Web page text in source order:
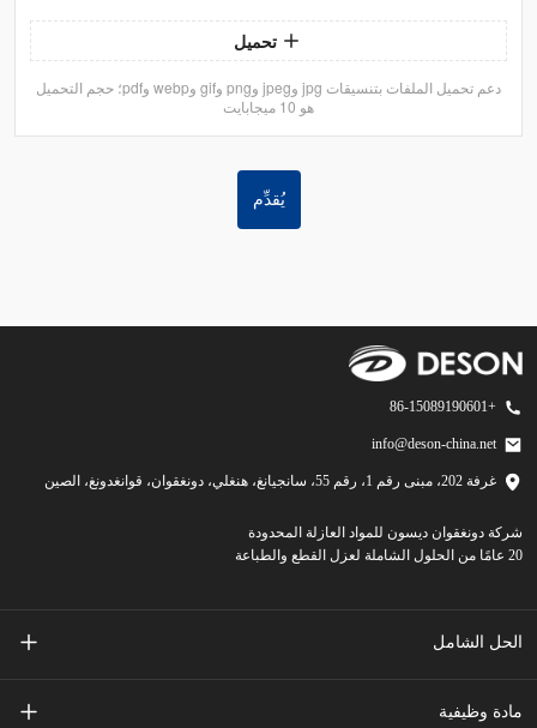
تحميل
دعم تحميل الملفات بتنسيقات jpg وjpeg وpng وgif وwebp وpdf؛ حجم التحميل
هو 10 ميجابايت
يُقدِّم
+86-15089190601
info@deson-china.net
غرفة 202، مبنى رقم 1، رقم 55، سانجيانغ، هنغلي، دونغقوان، قوانغدونغ، الصين
شركة دونغقوان ديسون للمواد العازلة المحدودة
20 عامًا من الحلول الشاملة لعزل القطع والطباعة
الحل الشامل
مفاتيح غشائية مطبوعة على الشاشة
مادة وظيفية